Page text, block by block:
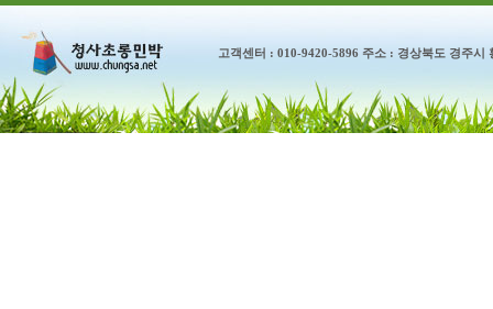
고객센터 : 010-9420-5896 주소 : 경상북도 경주시